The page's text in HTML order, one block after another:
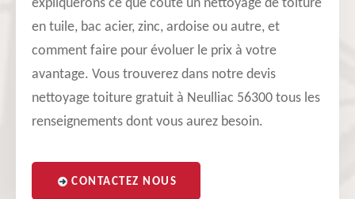
expliquerons ce que coûte un nettoyage de toiture
en tuile, bac acier, zinc, ardoise ou autre, et
comment faire pour évoluer le prix à votre
avantage. Vous trouverez dans notre devis
nettoyage toiture gratuit à Neulliac 56300 tous les
renseignements dont vous aurez besoin.
CONTACTEZ NOUS